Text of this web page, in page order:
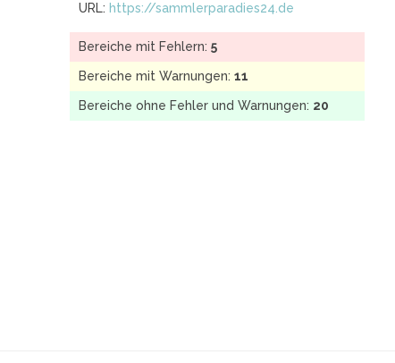
URL: https://sammlerparadies24.de
Bereiche mit Fehlern: 5
Bereiche mit Warnungen: 11
Bereiche ohne Fehler und Warnungen: 20